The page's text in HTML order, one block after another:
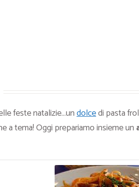
feste natalizie…undolcedi pasta
a tema! Oggi prepariamo insieme un